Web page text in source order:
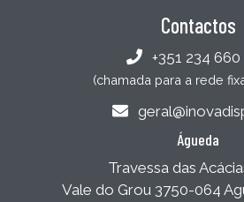
Contactos
+351 234
(chamada para a rede
Águeda
Travessa das
Vale do Grou 3750-064